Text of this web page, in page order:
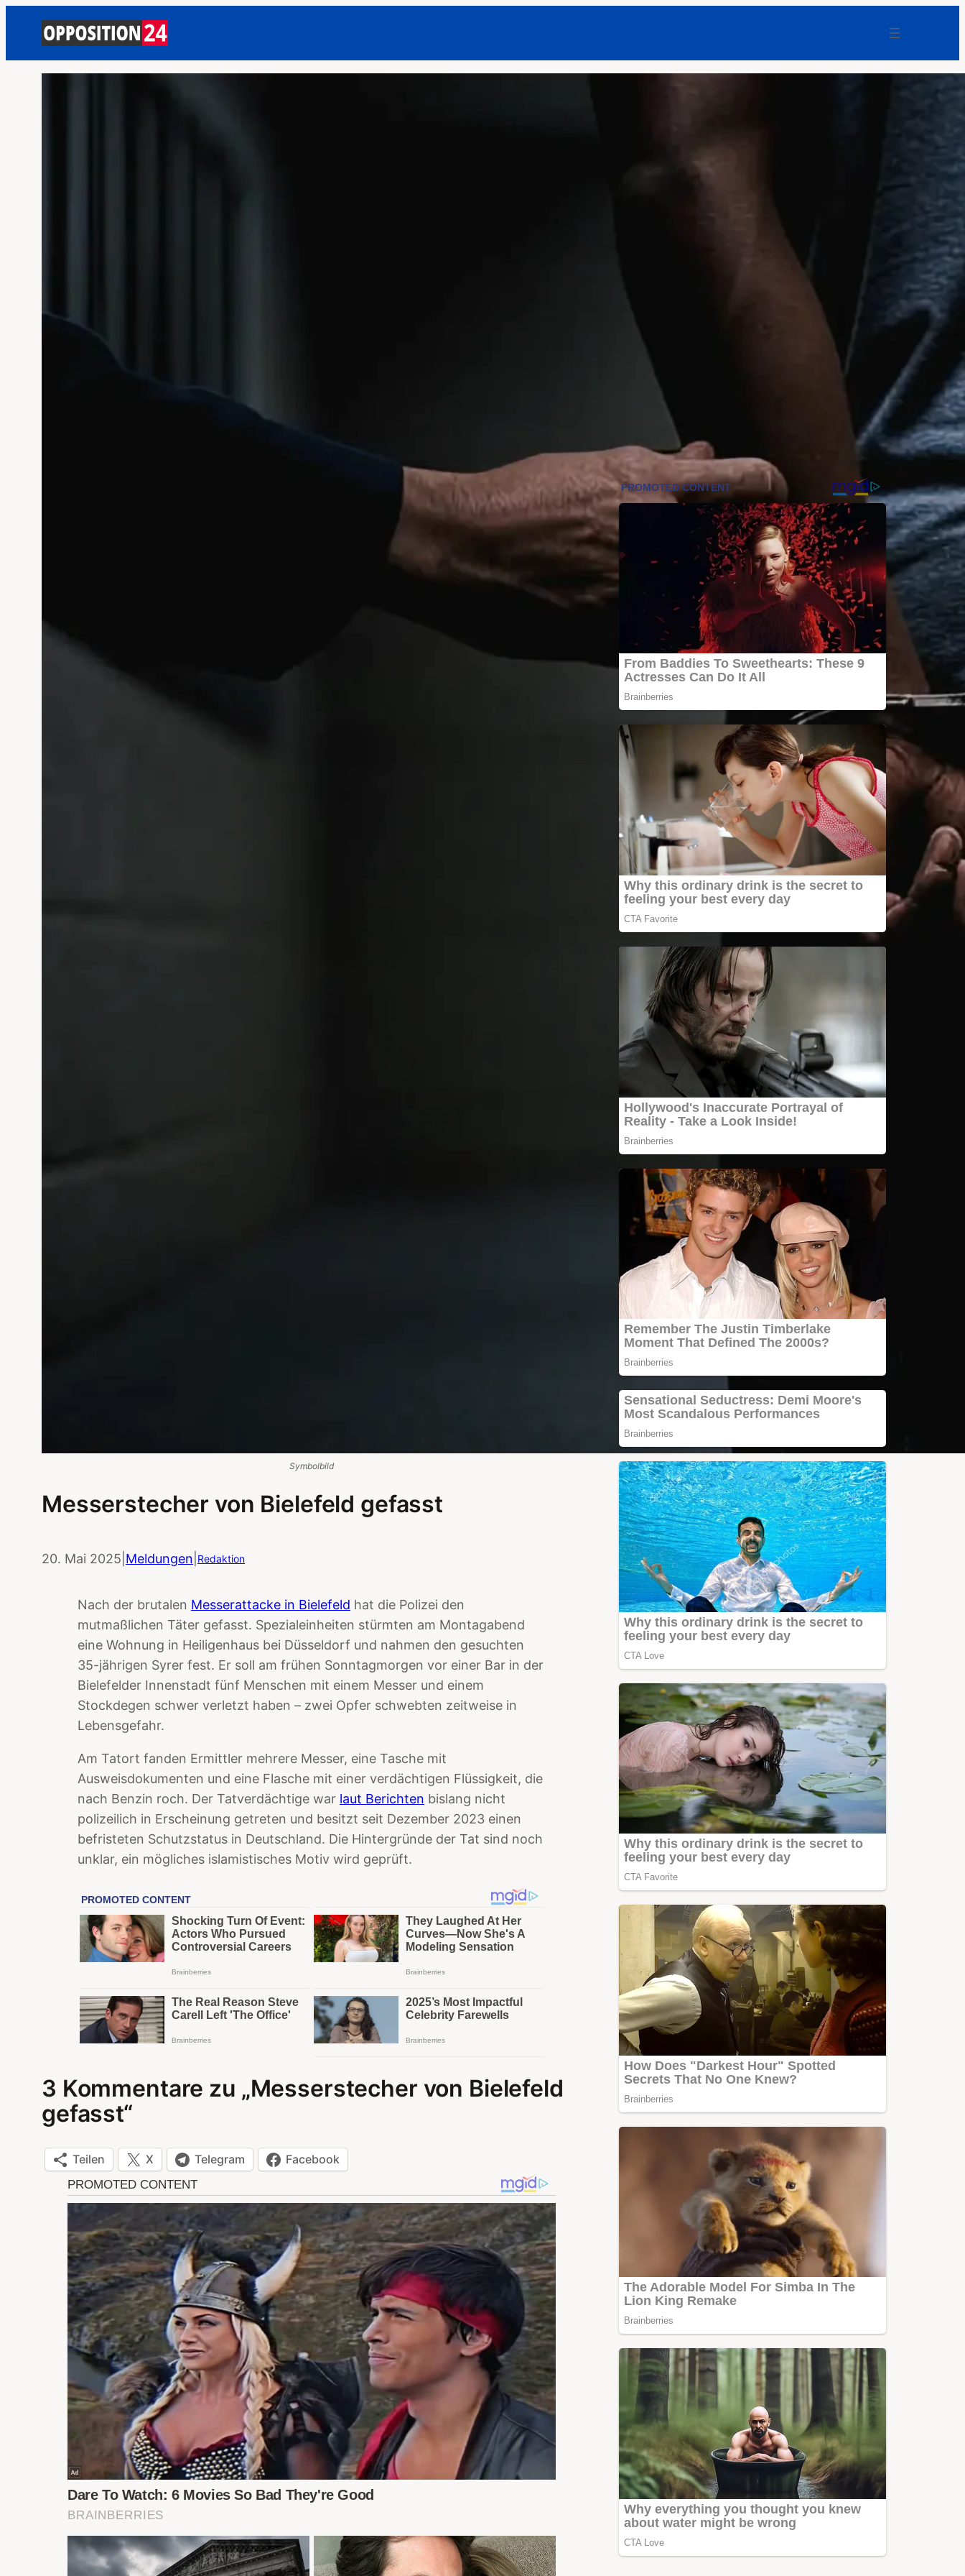
Symbolbild
Messerstecher von Bielefeld gefasst
20. Mai 2025 Meldungen Redaktion
Nach der brutalen Messerattacke in Bielefeld hat die Polizei den
mutmaßlichen Täter gefasst. Spezialeinheiten stürmten am Montagabend
eine Wohnung in Heiligenhaus bei Düsseldorf und nahmen den gesuchten
35-jährigen Syrer fest. Er soll am frühen Sonntagmorgen vor einer Bar in der
Bielefelder Innenstadt fünf Menschen mit einem Messer und einem
Stockdegen schwer verletzt haben – zwei Opfer schwebten zeitweise in
Lebensgefahr.
Am Tatort fanden Ermittler mehrere Messer, eine Tasche mit
Ausweisdokumenten und eine Flasche mit einer verdächtigen Flüssigkeit, die
nach Benzin roch. Der Tatverdächtige war laut Berichten bislang nicht
polizeilich in Erscheinung getreten und besitzt seit Dezember 2023 einen
befristeten Schutzstatus in Deutschland. Die Hintergründe der Tat sind noch
unklar, ein mögliches islamistisches Motiv wird geprüft.
3 Kommentare zu „Messerstecher von Bielefeld
gefasst“
Teilen X Telegram Facebook
Amazon und Bürokratie-Dienstleister
Quantencomputer alte Bitcoin-Wallets
Frankfurt: Mann bei Messerangriff
F-News
Bitcoin unter Quanten-Druck: Warum
BlackRock und Coinbase jetzt Geld in
Sicherheit stecken
Coinzeitung